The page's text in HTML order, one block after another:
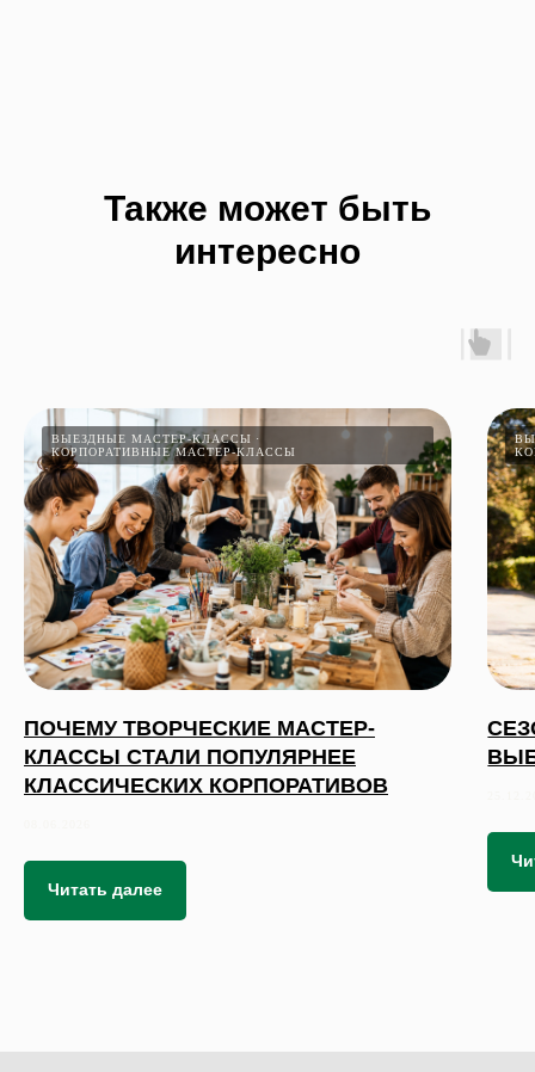
Также может быть
интересно
ВЫЕЗДНЫЕ МАСТЕР-КЛАССЫ
КОРПОРАТИВНЫЕ МАСТЕР-КЛАССЫ
ПОЧЕМУ ТВОРЧЕСКИЕ МАСТЕР-
КЛАССЫ СТАЛИ ПОПУЛЯРНЕЕ
КЛАССИЧЕСКИХ КОРПОРАТИВОВ
Читать далее
868 00 36